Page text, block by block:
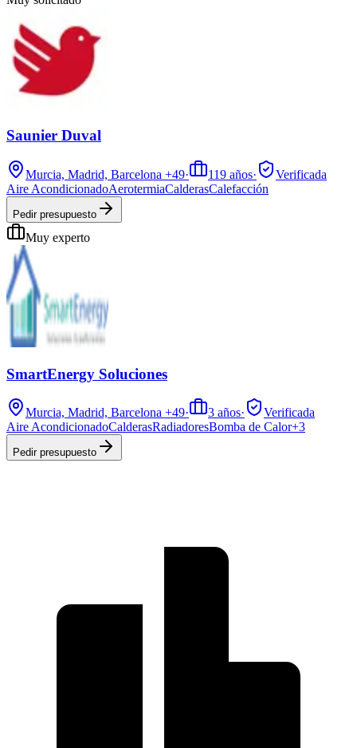
Saunier Duval
Murcia, Madrid, Barcelona +49· 119 años·
Verificada
Aire AcondicionadoAerotermiaCalderasCalefacción
Pedir presupuesto
Muy experto
SmartEnergy Soluciones
Murcia, Madrid, Barcelona +49· 3 años·
Verificada
Aire AcondicionadoCalderasRadiadoresBomba de Calor+3
Pedir presupuesto